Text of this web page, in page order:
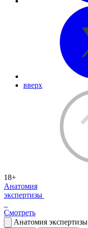
вверх
18+
Анатомия
экспертизы
Смотреть
Анатомия экспертизы